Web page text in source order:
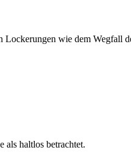
wie dem Wegfall
haltlos betrachtet.